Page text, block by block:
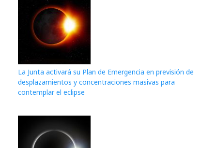
La Junta activará su Plan de Emergencia en previsión de
desplazamientos y concentraciones masivas para
contemplar el eclipse